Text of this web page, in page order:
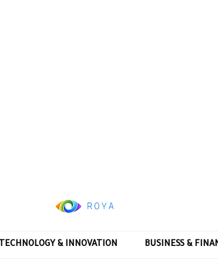
TECHNOLOGY & INNOVATION BUSINESS &